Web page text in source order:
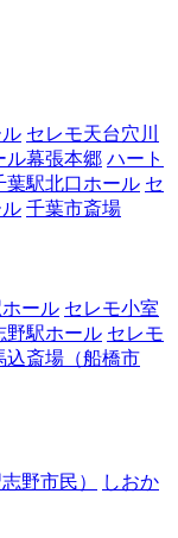
セレモ天台穴川
ル幕張本郷 ハート
葉駅北口ホール セ
千葉市斎場
ール セレモ小室
野駅ホール セレモ
込斎場（船橋市
野市民）
しおか